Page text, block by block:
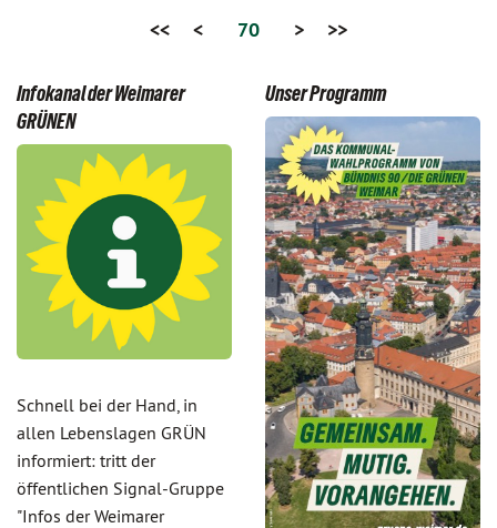
<< < 70 > >>
Infokanal der Weimarer
GRÜNEN
Schnell bei der Hand, in
allen Lebenslagen GRÜN
informiert: tritt der
öffentlichen Signal-Gruppe
"Infos der Weimarer
Unser Programm